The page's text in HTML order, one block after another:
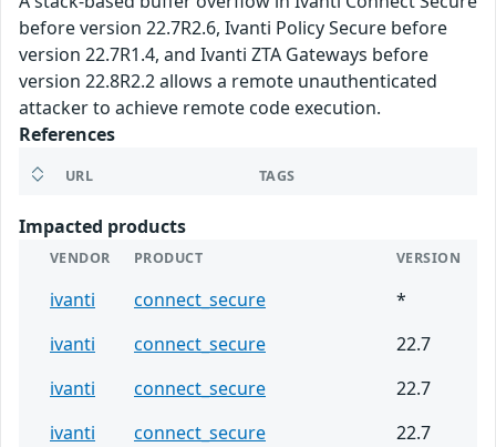
before version 22.7R2.6, Ivanti Policy Secure before
version 22.7R1.4, and Ivanti ZTA Gateways before
version 22.8R2.2 allows a remote unauthenticated
attacker to achieve remote code execution.
References
URL TAGS
Impacted products
VENDOR PRODUCT VERSION
ivanti connect_secure
*
ivanti
connect_secure
22.7
ivanti
connect_secure
22.7
ivanti
connect_secure
22.7